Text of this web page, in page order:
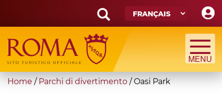
main
content
Search
form
Recherche
You
Home / Parchi di divertimento /Oasi Park